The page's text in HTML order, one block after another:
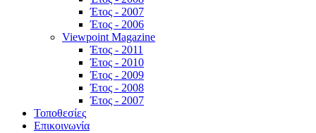
Έτος - 2007
Έτος - 2006
Viewpoint Magazine
Έτος - 2011
Έτος - 2010
Έτος - 2009
Έτος - 2008
Έτος - 2007
Τοποθεσίες
Επικοινωνία